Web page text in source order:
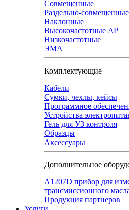
Совмещенные
Раздельно-совмещенные
Наклонные
Высокочастотные АР
Низкочастотные
ЭМА
Комплектующие
Кабели
Сумки, чехлы, кейсы
Программное
Устройства
Гель для УЗ контроля
Образцы
Аксессуары
Дополнительное
А1207D прибор для
трансмиссионного
Продукция партнеров